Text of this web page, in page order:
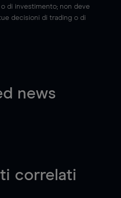
di investimento; non deve
decisioni di trading o di
news
correlati